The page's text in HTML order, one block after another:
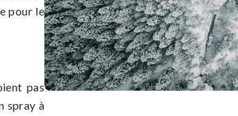
pour le
pas
spray à